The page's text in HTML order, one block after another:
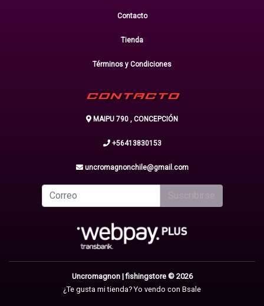
Contacto
Tienda
Términos y Condiciones
CONTACTO
MAIPU 790 , CONCEPCIÓN
+56413830153
uncromagnonchile@gmail.com
Uncromagnon | fishingstore © 2026
¿Te gusta mi tienda? Yo vendo con Bsale